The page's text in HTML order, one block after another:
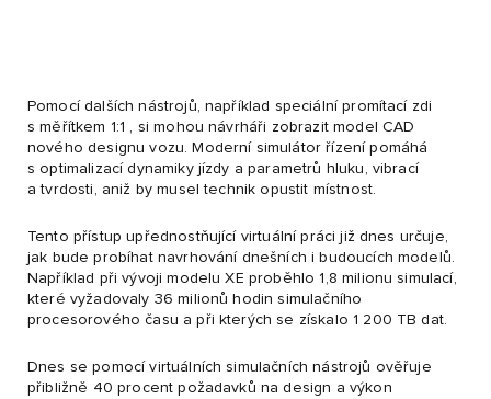
Pomocí dalších nástrojů, například speciální promítací zdi
s měřítkem 1:1 , si mohou návrháři zobrazit model CAD
nového designu vozu. Moderní simulátor řízení pomáhá
s optimalizací dynamiky jízdy a parametrů hluku, vibrací
a tvrdosti, aniž by musel technik opustit místnost.
Tento přístup upřednostňující virtuální práci již dnes určuje,
jak bude probíhat navrhování dnešních i budoucích modelů.
Například při vývoji modelu XE proběhlo 1,8 milionu simulací,
které vyžadovaly 36 milionů hodin simulačního
procesorového času a při kterých se získalo 1 200 TB dat.
Dnes se pomocí virtuálních simulačních nástrojů ověřuje
přibližně 40 procent požadavků na design a výkon